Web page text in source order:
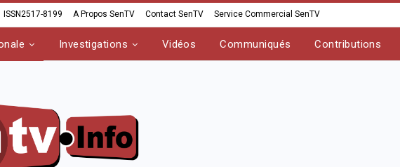
ISSN2517-8199 A Propos SenTV Contact SenTV Service Commercial SenTV
Investigations Vidéos Communiqués Contributions